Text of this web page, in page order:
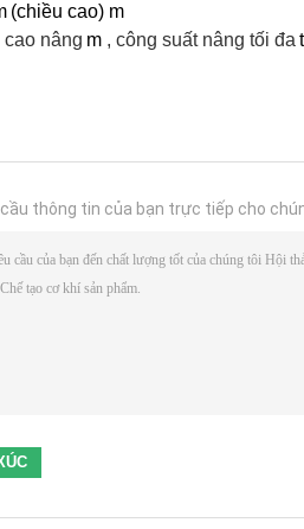
(chiều cao) m
nâng m , công suất nâng tối đa
cầu thông tin của bạn trực tiếp cho